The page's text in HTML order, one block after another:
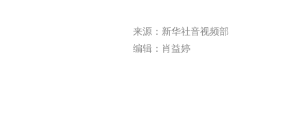
来源：新华社音视频部
编辑：肖益婷